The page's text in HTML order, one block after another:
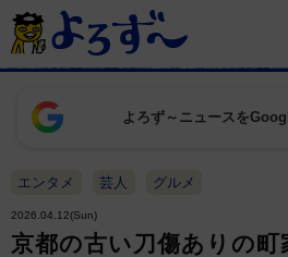
よろず～ニュースを
エンタメ 芸人 グルメ
2026.04.12(Sun)
京都の古い刀傷ありの